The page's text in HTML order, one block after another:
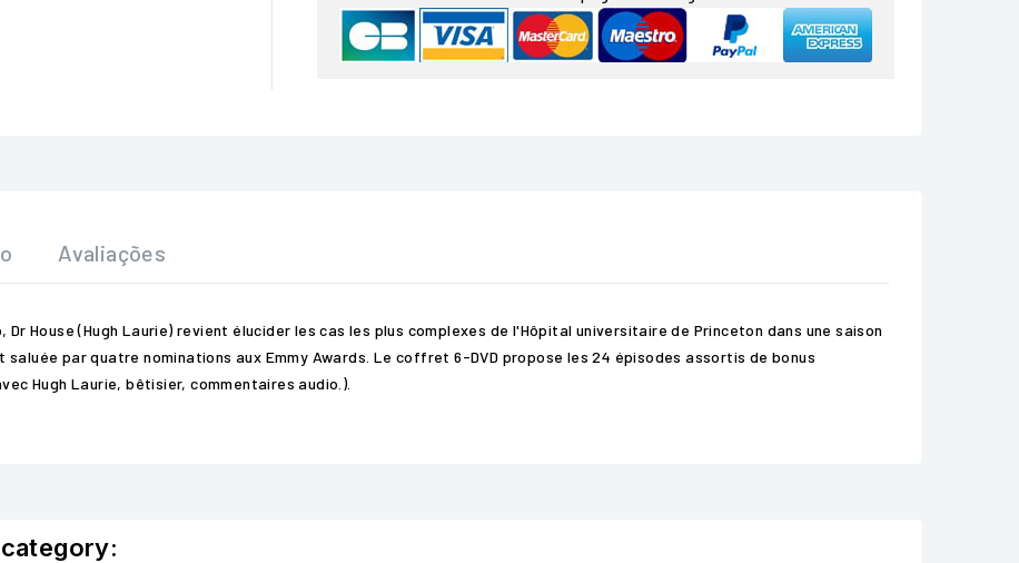
Avaliações
House (Hugh Laurie) revient élucider les cas les plus complexes de l'Hôpital universitaire de Princeton dans une saison
par quatre nominations aux Emmy Awards. Le coffret 6-DVD propose les 24 épisodes assortis de bonus
Hugh Laurie, bêtisier, commentaires audio.).